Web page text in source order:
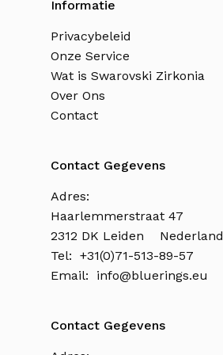
Informatie
Privacybeleid
Onze Service
Wat is Swarovski Zirkonia
Over Ons
Contact
Contact Gegevens
Adres:
Haarlemmerstraat 47
2312 DK Leiden Nederland
Tel: +31(0)71-513-89-57
Email: info@bluerings.eu
Contact Gegevens